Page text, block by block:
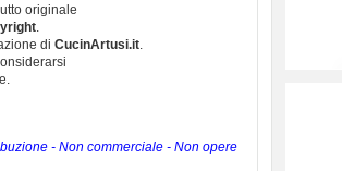
originale
.
di CucinArtusi.it.
- Non commerciale - Non opere